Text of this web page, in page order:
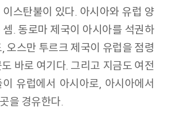
스탄불이 있다. 아시아와 유럽 양
. 동로마 제국이 아시아를 석권하
오스만 투르크 제국이 유럽을 점령
바로 여기다. 그리고 지금도 여전
유럽에서 아시아로, 아시아에서
을 경유한다.